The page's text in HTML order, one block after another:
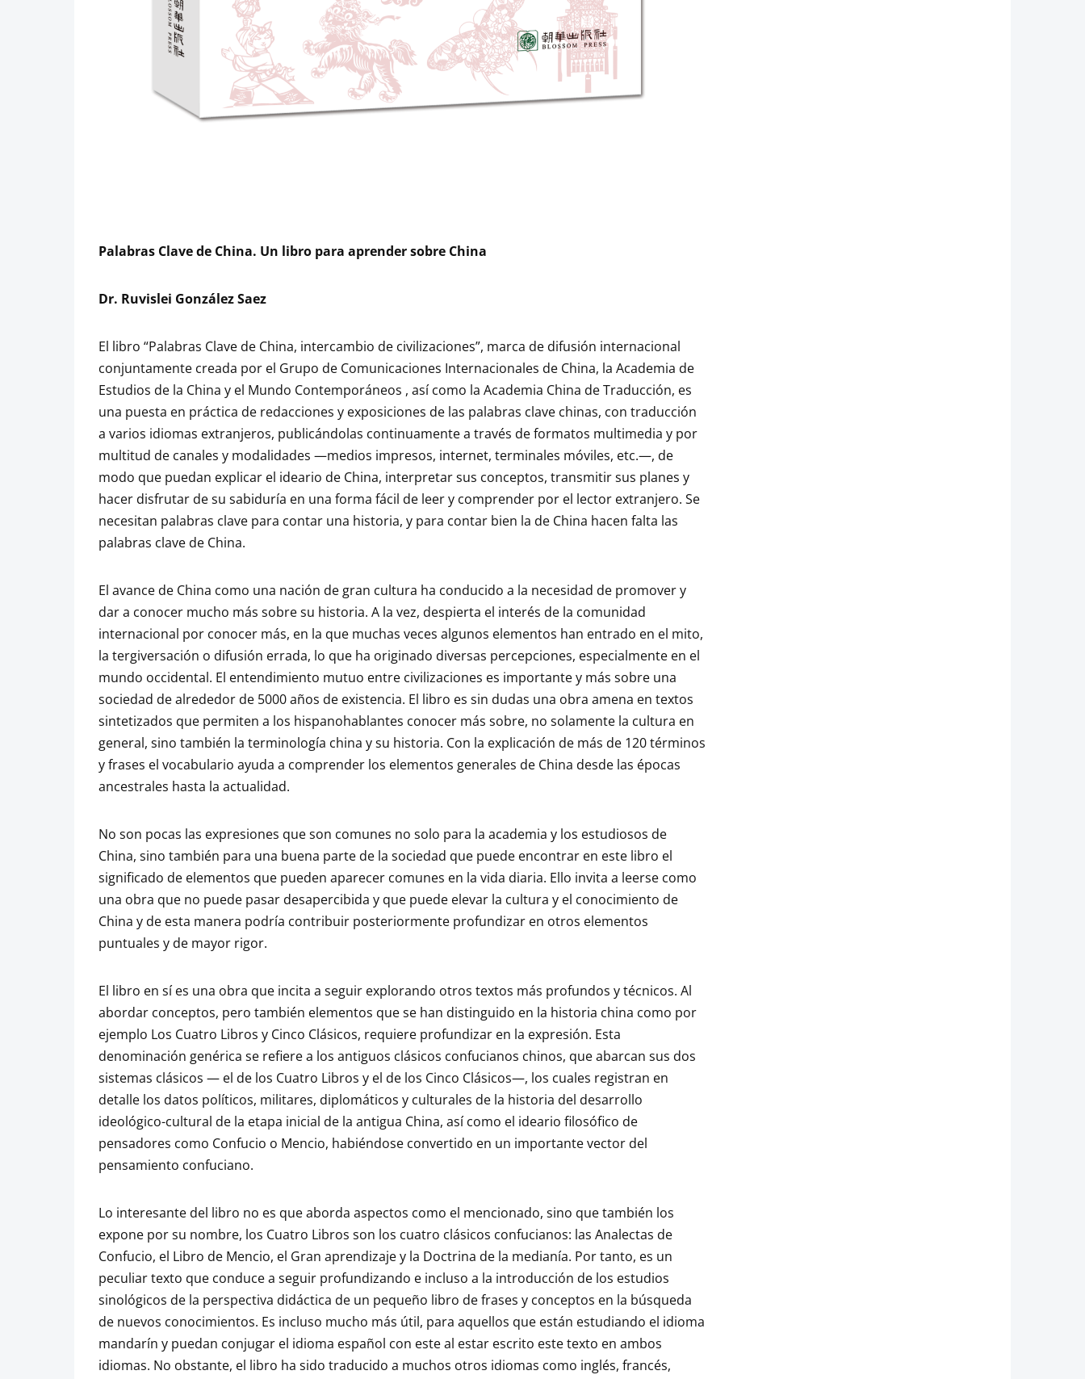
Palabras Clave de China. Un libro para aprender sobre China
Dr. Ruvislei González Saez
El libro “Palabras Clave de China, intercambio de civilizaciones”, marca de difusión internacional
conjuntamente creada por el Grupo de Comunicaciones Internacionales de China, la Academia de
Estudios de la China y el Mundo Contemporáneos , así como la Academia China de Traducción, es
una puesta en práctica de redacciones y exposiciones de las palabras clave chinas, con traducción
a varios idiomas extranjeros, publicándolas continuamente a través de formatos multimedia y por
multitud de canales y modalidades —medios impresos, internet, terminales móviles, etc.—, de
modo que puedan explicar el ideario de China, interpretar sus conceptos, transmitir sus planes y
hacer disfrutar de su sabiduría en una forma fácil de leer y comprender por el lector extranjero. Se
necesitan palabras clave para contar una historia, y para contar bien la de China hacen falta las
palabras clave de China.
El avance de China como una nación de gran cultura ha conducido a la necesidad de promover y
dar a conocer mucho más sobre su historia. A la vez, despierta el interés de la comunidad
internacional por conocer más, en la que muchas veces algunos elementos han entrado en el mito,
la tergiversación o difusión errada, lo que ha originado diversas percepciones, especialmente en el
mundo occidental. El entendimiento mutuo entre civilizaciones es importante y más sobre una
sociedad de alrededor de 5000 años de existencia. El libro es sin dudas una obra amena en textos
sintetizados que permiten a los hispanohablantes conocer más sobre, no solamente la cultura en
general, sino también la terminología china y su historia. Con la explicación de más de 120 términos
y frases el vocabulario ayuda a comprender los elementos generales de China desde las épocas
ancestrales hasta la actualidad.
No son pocas las expresiones que son comunes no solo para la academia y los estudiosos de
China, sino también para una buena parte de la sociedad que puede encontrar en este libro el
significado de elementos que pueden aparecer comunes en la vida diaria. Ello invita a leerse como
una obra que no puede pasar desapercibida y que puede elevar la cultura y el conocimiento de
China y de esta manera podría contribuir posteriormente profundizar en otros elementos
puntuales y de mayor rigor.
El libro en sí es una obra que incita a seguir explorando otros textos más profundos y técnicos. Al
abordar conceptos, pero también elementos que se han distinguido en la historia china como por
ejemplo Los Cuatro Libros y Cinco Clásicos, requiere profundizar en la expresión. Esta
denominación genérica se refiere a los antiguos clásicos confucianos chinos, que abarcan sus dos
sistemas clásicos — el de los Cuatro Libros y el de los Cinco Clásicos—, los cuales registran en
detalle los datos políticos, militares, diplomáticos y culturales de la historia del desarrollo
ideológico-cultural de la etapa inicial de la antigua China, así como el ideario filosófico de
pensadores como Confucio o Mencio, habiéndose convertido en un importante vector del
pensamiento confuciano.
Lo interesante del libro no es que aborda aspectos como el mencionado, sino que también los
expone por su nombre, los Cuatro Libros son los cuatro clásicos confucianos: las Analectas de
Confucio, el Libro de Mencio, el Gran aprendizaje y la Doctrina de la medianía. Por tanto, es un
peculiar texto que conduce a seguir profundizando e incluso a la introducción de los estudios
sinológicos de la perspectiva didáctica de un pequeño libro de frases y conceptos en la búsqueda
de nuevos conocimientos. Es incluso mucho más útil, para aquellos que están estudiando el idioma
mandarín y puedan conjugar el idioma español con este al estar escrito este texto en ambos
idiomas. No obstante, el libro ha sido traducido a muchos otros idiomas como inglés, francés,